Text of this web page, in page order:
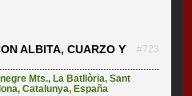
ALBITA, CUARZO Y
#723
Mts.,La Batllòria,Sant
,Catalunya,España